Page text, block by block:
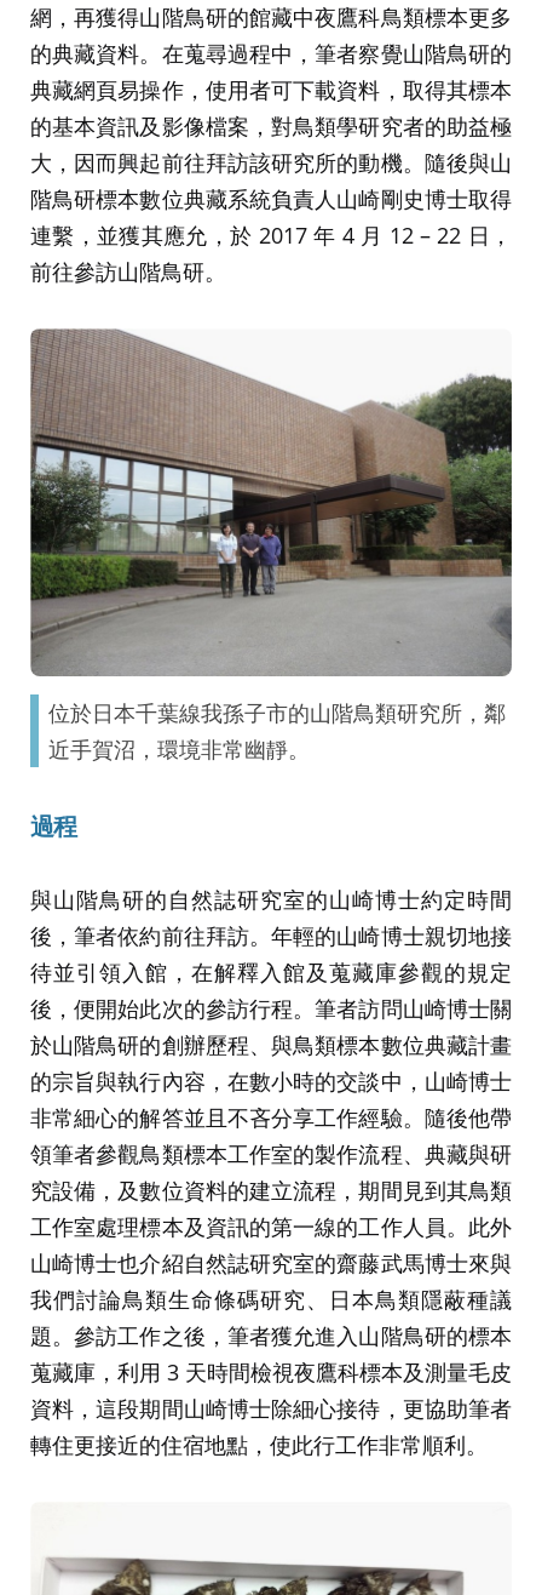
網，再獲得山階鳥研的館藏中夜鷹科鳥類標本更多
的典藏資料。在蒐尋過程中，筆者察覺山階鳥研的
典藏網頁易操作，使用者可下載資料，取得其標本
的基本資訊及影像檔案，對鳥類學研究者的助益極
大，因而興起前往拜訪該研究所的動機。隨後與山
階鳥研標本數位典藏系統負責人山崎剛史博士取得
連繫，並獲其應允，於 2017 年 4 月 12 – 22 日，
前往參訪山階鳥研。
位於日本千葉線我孫子市的山階鳥類研究所，鄰
近手賀沼，環境非常幽靜。
過程
與山階鳥研的自然誌研究室的山崎博士約定時間
後，筆者依約前往拜訪。年輕的山崎博士親切地接
待並引領入館，在解釋入館及蒐藏庫參觀的規定
後，便開始此次的參訪行程。筆者訪問山崎博士關
於山階鳥研的創辦歷程、與鳥類標本數位典藏計畫
的宗旨與執行內容，在數小時的交談中，山崎博士
非常細心的解答並且不吝分享工作經驗。隨後他帶
領筆者參觀鳥類標本工作室的製作流程、典藏與研
究設備，及數位資料的建立流程，期間見到其鳥類
工作室處理標本及資訊的第一線的工作人員。此外
山崎博士也介紹自然誌研究室的齋藤武馬博士來與
我們討論鳥類生命條碼研究、日本鳥類隱蔽種議
題。參訪工作之後，筆者獲允進入山階鳥研的標本
蒐藏庫，利用 3 天時間檢視夜鷹科標本及測量毛皮
資料，這段期間山崎博士除細心接待，更協助筆者
轉住更接近的住宿地點，使此行工作非常順利。